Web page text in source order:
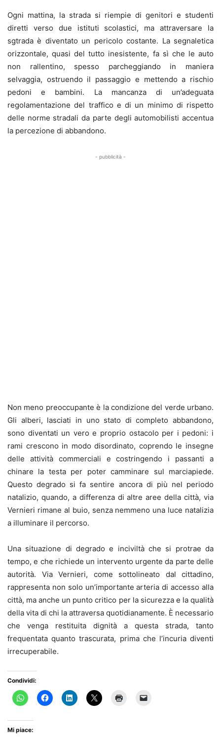
Ogni mattina, la strada si riempie di genitori e studenti
diretti verso due istituti scolastici, ma attraversare la
sgtrada è diventato un pericolo costante. La segnaletica
orizzontale, quasi del tutto inesistente, fa sì che le auto
non rallentino, spesso parcheggiando in maniera
selvaggia, ostruendo il passaggio e mettendo a rischio
pedoni e bambini. La mancanza di un’adeguata
regolamentazione del traffico e di un minimo di rispetto
delle norme stradali da parte degli automobilisti accentua
la percezione di abbandono.
- pubblicità -
Non meno preoccupante è la condizione del verde urbano.
Gli alberi, lasciati in uno stato di completo abbandono,
sono diventati un vero e proprio ostacolo per i pedoni: i
rami crescono in modo disordinato, coprendo le insegne
delle attività commerciali e costringendo i passanti a
chinare la testa per poter camminare sul marciapiede.
Questo degrado si fa sentire ancora di più nel periodo
natalizio, quando, a differenza di altre aree della città, via
Vernieri rimane al buio, senza nemmeno una luce natalizia
a illuminare il percorso.
Una situazione di degrado e inciviltà che si protrae da
tempo, e che richiede un intervento urgente da parte delle
autorità. Via Vernieri, come sottolineato dal cittadino,
rappresenta non solo un’importante arteria di accesso alla
città, ma anche un punto critico per la sicurezza e la qualità
della vita di chi la attraversa quotidianamente. È necessario
che venga restituita dignità a questa strada, tanto
frequentata quanto trascurata, prima che l’incuria diventi
irrecuperabile.
Condividi:
Mi piace: